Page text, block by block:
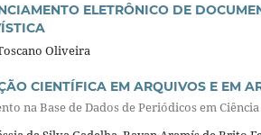
ELETRÔNICO DE
Oliveira
CIENTÍFICA EM ARQUIVOS E EM
na Base de Dados de Periódicos em